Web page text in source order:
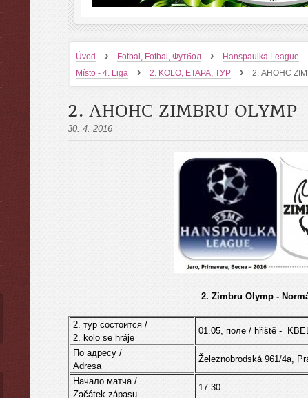
Úvod › Fotbal, Fotbal, Футбол ›
Hanspaulka League
Místo - 4. Liga
› 2. KOLO, ETAPA, ТУР › 2. АНОНС
2. АНОНС ZIMBRU OLYMP
30. 4. 2016
2. Zimbru Olymp -
2. тур состоится /
2. kolo se hráje
01.05, поле / hřiště -
По адресу /
Adresa
Železnobrodská 961/4a,
Начало матча /
Začátek zápasu
17:30